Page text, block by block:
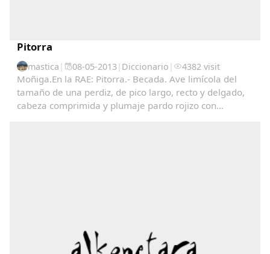
Pitorra
mastica | 08-05-2013| Diccionario | 4382 visit
Moñiga.En la RAE: Pitorra.- Becada. Ave limícola del
tamaño de una perdiz, de pico largo, recto y delgado,
cabeza comprimida y plumaje pardo rojizo con